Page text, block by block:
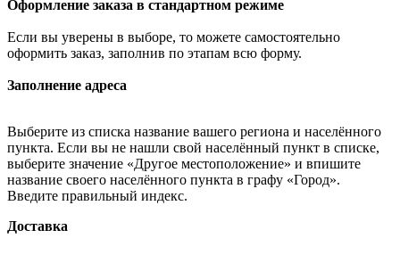
Оформление заказа в стандартном режиме
Если вы уверены в выборе, то можете самостоятельно
оформить заказ, заполнив по этапам всю форму.
Заполнение адреса
Выберите из списка название вашего региона и населённого
пункта. Если вы не нашли свой населённый пункт в списке,
выберите значение «Другое местоположение» и впишите
название своего населённого пункта в графу «Город».
Введите правильный индекс.
Доставка